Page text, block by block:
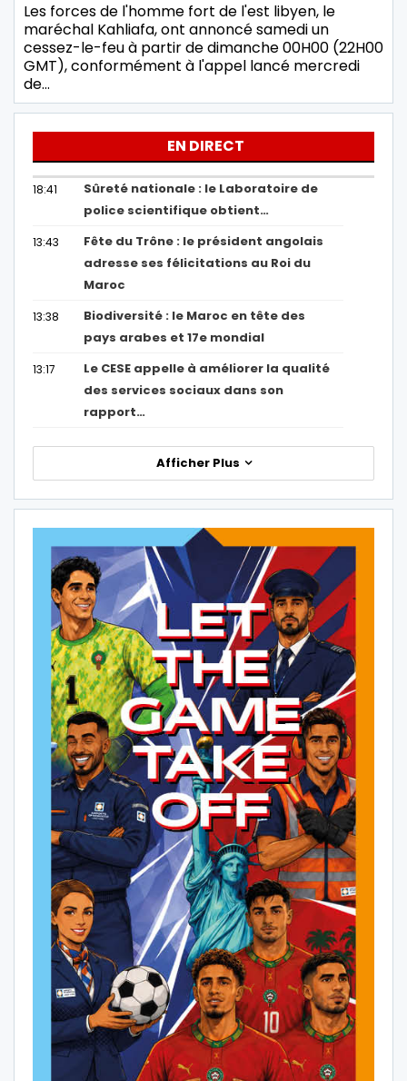
Les forces de l'homme fort de l'est libyen, le
maréchal Kahliafa, ont annoncé samedi un
cessez-le-feu à partir de dimanche 00H00 (22H00
GMT), conformément à l'appel lancé mercredi
de…
EN DIRECT
18:41
Sûreté nationale : le Laboratoire de
police scientifique obtient…
13:43
Fête du Trône : le président angolais
adresse ses félicitations au Roi du
Maroc
13:38
Biodiversité : le Maroc en tête des
pays arabes et 17e mondial
13:17
Le CESE appelle à améliorer la qualité
des services sociaux dans son
rapport…
Afficher Plus